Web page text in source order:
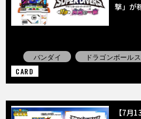
撃」が
バンダイ
ドラゴンボール
CARD
【7月